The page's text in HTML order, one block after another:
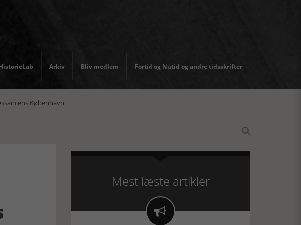
HistorieLab Arkiv Bliv medlem Fortid og Nutid og andre tidsskrifter
København

Mest læste artikler
